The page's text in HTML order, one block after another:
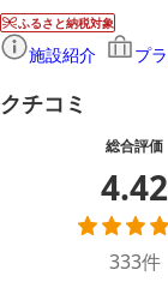
ふるさと納税対象
施設紹介 プ
クチコミ
総合評価
4.42
333件